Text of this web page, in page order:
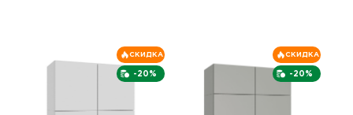
-20%
СКИДКА
-20%
СКИДКА